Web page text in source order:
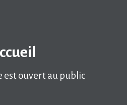
est ouvert au public